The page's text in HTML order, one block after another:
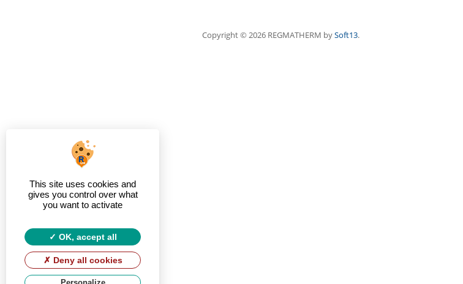
Copyright© 2026 REGMATHERM bySoft13.
This site uses cookies and
gives you control over what
you want to activate
OK, accept all
Deny all cookies